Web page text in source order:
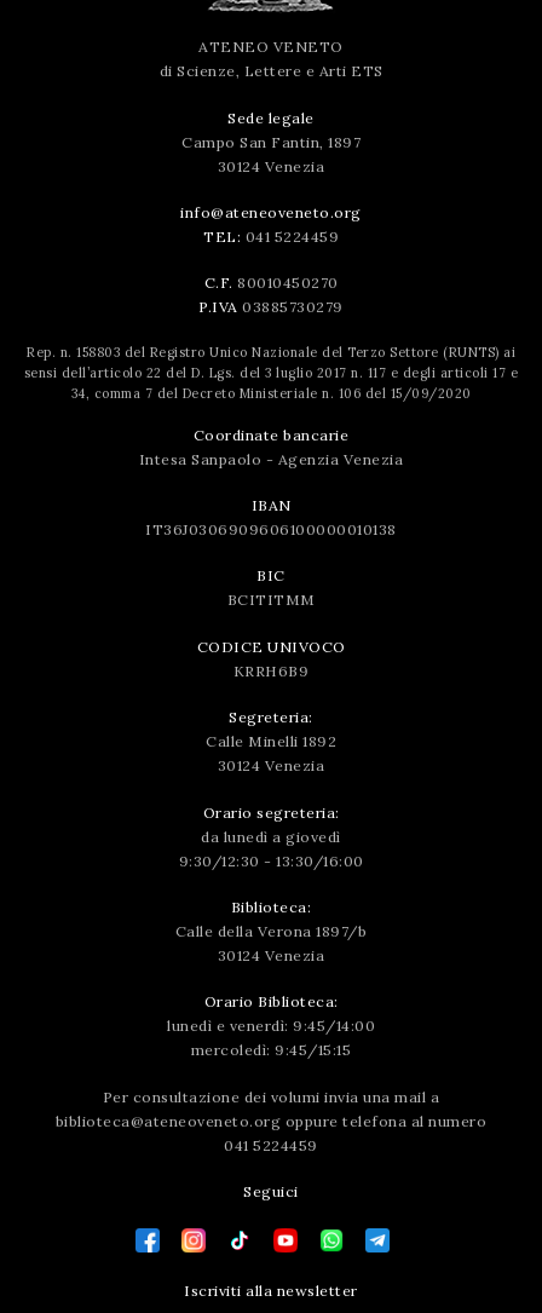
ATENEO VENETO
di Scienze, Lettere e Arti ETS
Sede legale
Campo San Fantin, 1897
30124 Venezia
info@ateneoveneto.org
TEL: 041 5224459
C.F. 80010450270
P.IVA 03885730279
Rep. n. 158803 del Registro Unico Nazionale del Terzo Settore (RUNTS) ai
sensi dell’articolo 22 del D. Lgs. del 3 luglio 2017 n. 117 e degli articoli 17 e
34, comma 7 del Decreto Ministeriale n. 106 del 15/09/2020
Coordinate bancarie
Intesa Sanpaolo - Agenzia Venezia
IBAN
IT36J0306909606100000010138
BIC
BCITITMM
CODICE UNIVOCO
KRRH6B9
Segreteria:
Calle Minelli 1892
30124 Venezia
Orario segreteria:
da lunedì a giovedì
9:30/12:30 - 13:30/16:00
Biblioteca:
Calle della Verona 1897/b
30124 Venezia
Orario Biblioteca:
lunedì e venerdì: 9:45/14:00
mercoledì: 9:45/15:15
Per consultazione dei volumi invia una mail a
biblioteca@ateneoveneto.org oppure telefona al numero
041 5224459
Seguici
Iscriviti alla newsletter